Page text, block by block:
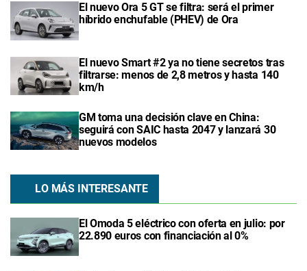
El nuevo Ora 5 GT se filtra: será el primer
híbrido enchufable (PHEV) de Ora
El nuevo Smart #2 ya no tiene secretos tras
filtrarse: menos de 2,8 metros y hasta 140
km/h
GM toma una decisión clave en China:
seguirá con SAIC hasta 2047 y lanzará 30
nuevos modelos
LO MÁS INTERESANTE
El Omoda 5 eléctrico con oferta en julio: por
22.890 euros con financiación al 0%